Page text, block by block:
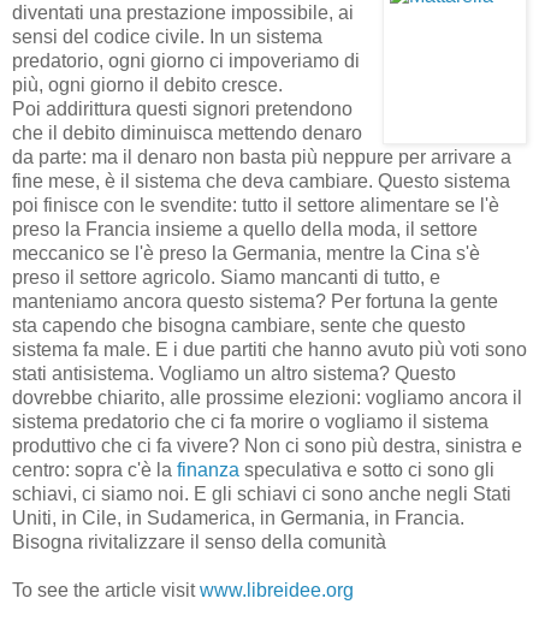
diventati una prestazione impossibile, ai
sensi del codice civile. In un sistema
predatorio, ogni giorno ci impoveriamo di
più, ogni giorno il debito cresce.
Poi addirittura questi signori pretendono
che il debito diminuisca mettendo denaro
da parte: ma il denaro non basta più neppure per arrivare a
fine mese, è il sistema che deva cambiare. Questo sistema
poi finisce con le svendite: tutto il settore alimentare se l'è
preso la Francia insieme a quello della moda, il settore
meccanico se l'è preso la Germania, mentre la Cina s'è
preso il settore agricolo. Siamo mancanti di tutto, e
manteniamo ancora questo sistema? Per fortuna la gente
sta capendo che bisogna cambiare, sente che questo
sistema fa male. E i due partiti che hanno avuto più voti sono
stati antisistema. Vogliamo un altro sistema? Questo
dovrebbe chiarito, alle prossime elezioni: vogliamo ancora il
sistema predatorio che ci fa morire o vogliamo il sistema
produttivo che ci fa vivere? Non ci sono più destra, sinistra e
centro: sopra c'è la finanza speculativa e sotto ci sono gli
schiavi, ci siamo noi. E gli schiavi ci sono anche negli Stati
Uniti, in Cile, in Sudamerica, in Germania, in Francia.
Bisogna rivitalizzare il senso della comunità
To see the article visitwww.libreidee.org